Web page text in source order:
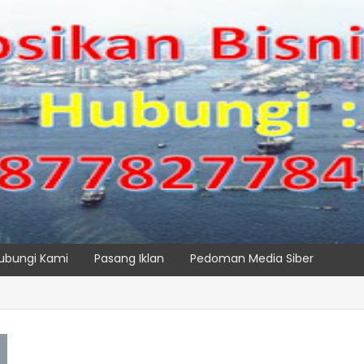
Kami Pasang Iklan Pedoman Media Siber